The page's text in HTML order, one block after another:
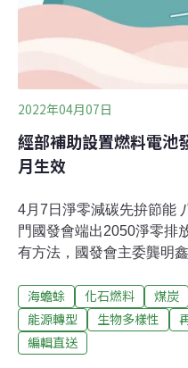
應爐及汽機組件等。而後
階段」，確認廠區環境輻
原階段」拆除剩餘建物、復
2022年04月07日
經部補助設置燃料電池
月生效
4月7日淨零減碳先拚節能
門國發會端出2050淨零排
有方法，國發會主委龔明
淨零目標「不會是空中樓
新興技術發展尚未成熟，
點工作，政府規劃全面性
務業、住宅等部門，帶動
海蟾蜍 化石燃料 煤炭
能源轉型
生物多樣性
編輯直送